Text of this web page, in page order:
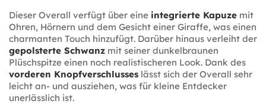
Dieser Overall verfügt über eine integrierte Kapuze mit
Ohren, Hörnern und dem Gesicht einer Giraffe, was einen
charmanten Touch hinzufügt. Darüber hinaus verleiht der
gepolsterte Schwanz mit seiner dunkelbraunen
Plüschspitze einen noch realistischeren Look. Dank des
vorderen Knopfverschlusses lässt sich der Overall sehr
leicht an- und ausziehen, was für kleine Entdecker
unerlässlich ist.